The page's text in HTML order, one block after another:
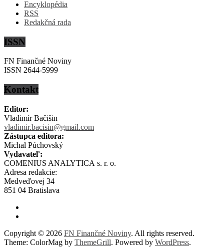
Encyklopédia
RSS
Redakčná rada
ISSN
FN Finančné Noviny
ISSN 2644-5999
Kontakt
Editor:
Vladimír Bačišin
vladimir.bacisin@gmail.com
Zástupca editora:
Michal Púchovský
Vydavateľ:
COMENIUS ANALYTICA s. r. o.
Adresa redakcie:
Medveďovej 34
851 04 Bratislava
Copyright © 2026 FN Finančné Noviny. All rights reserved.
Theme: ColorMag by ThemeGrill. Powered by WordPress.